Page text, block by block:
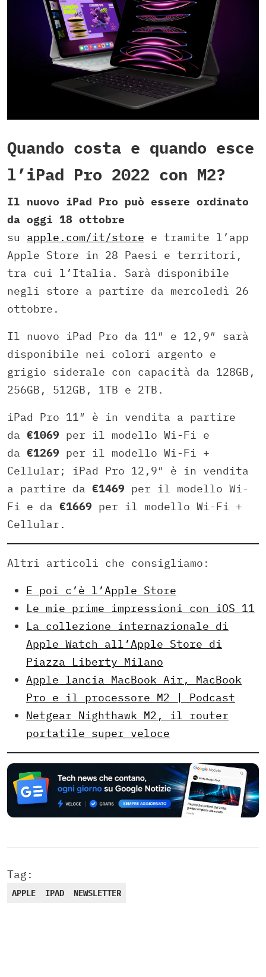
Quando costa e quando esce
l’iPad Pro 2022 con M2?
Il nuovo iPad Pro può essere ordinato
da oggi 18 ottobre
su apple.com/it/store e tramite l’app
Apple Store in 28 Paesi e territori,
tra cui l’Italia. Sarà disponibile
negli store a partire da mercoledì 26
ottobre.
Il nuovo iPad Pro da 11″ e 12,9″ sarà
disponibile nei colori argento e
grigio siderale con capacità da 128GB,
256GB, 512GB, 1TB e 2TB.
iPad Pro 11″ è in vendita a partire
da €1069 per il modello Wi-Fi e
da €1269 per il modello Wi-Fi +
Cellular; iPad Pro 12,9″ è in vendita
a partire da €1469 per il modello Wi-
Fi e da €1669 per il modello Wi-Fi +
Cellular.
Altri articoli che consigliamo:
E poi c’è l’Apple Store
Le mie prime impressioni con iOS 11
La collezione internazionale di
Apple Watch all’Apple Store di
Piazza Liberty Milano
Apple lancia MacBook Air, MacBook
Pro e il processore M2 | Podcast
Netgear Nighthawk M2, il router
portatile super veloce
Tag:
APPLE IPAD NEWSLETTER